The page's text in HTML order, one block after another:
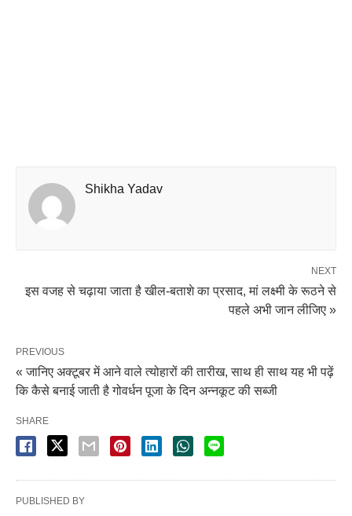
Shikha Yadav
NEXT
इस वजह से चढ़ाया जाता है खील-बताशे का प्रसाद, मां लक्ष्मी के रूठने से
पहले अभी जान लीजिए »
PREVIOUS
« जानिए अक्टूबर में आने वाले त्योहारों की तारीख, साथ ही साथ यह भी पढ़ें
कि कैसे बनाई जाती है गोवर्धन पूजा के दिन अन्नकूट की सब्जी
SHARE
PUBLISHED BY